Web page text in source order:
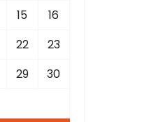
15
16
22
23
29
30